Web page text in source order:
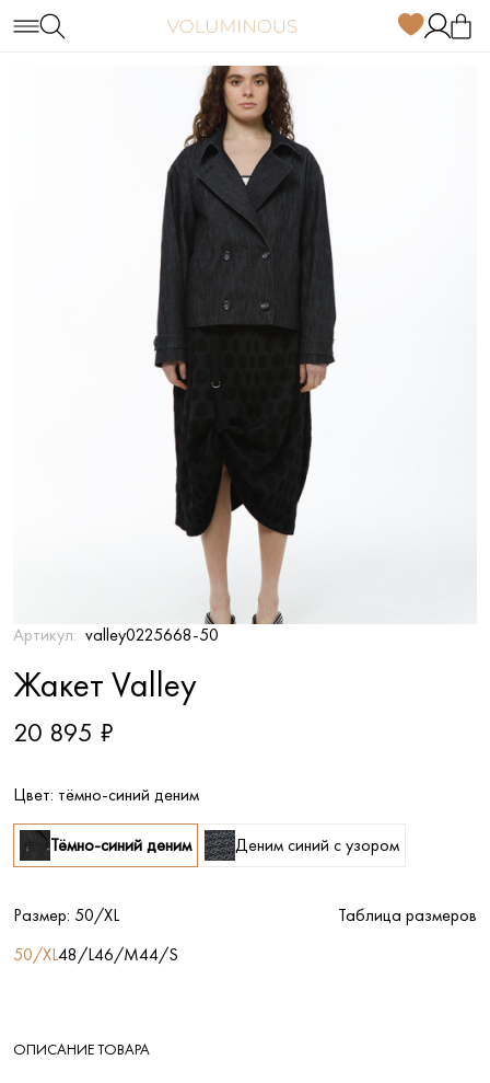
Артикул: valley0225668-50
Жакет Valley
20 895 ₽
Цвет: тёмно-синий деним
Тёмно-синий деним Деним синий с узором
Размер: 50/XL
Таблица размеров
50/XL48/L46/M44/S
ОПИСАНИЕ ТОВАРА